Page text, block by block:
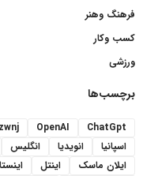
فرهنگ وهنر
کسب وکار
ورزشی
برچسب‌ها
ChatGpt
OpenAI
zwnj
اسپانیا
انویدیا انگلیس
ایلان ماسک
اینتل